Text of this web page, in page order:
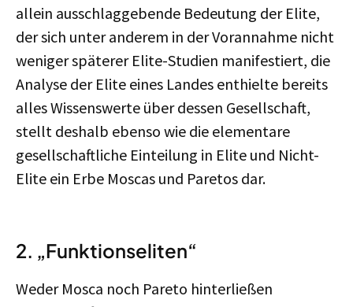
allein ausschlaggebende Bedeutung der Elite,
der sich unter anderem in der Vorannahme nicht
weniger späterer Elite-Studien manifestiert, die
Analyse der Elite eines Landes enthielte bereits
alles Wissenswerte über dessen Gesellschaft,
stellt deshalb ebenso wie die elementare
gesellschaftliche Einteilung in Elite und Nicht-
Elite ein Erbe Moscas und Paretos dar.
2. „Funktionseliten“
Weder Mosca noch Pareto hinterließen